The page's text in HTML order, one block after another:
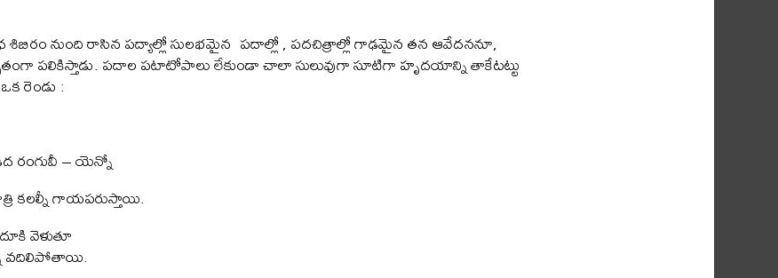
శిబిరం నుంది రాసిన పద్యాల్లో సులభమైన పదాల్లో , పదచిత్రాల్లో గాఢమైన తన ఆవేదననూ,
పలికిస్తాడు. పదాల పటాటోపాలు లేకుండా చాలా సులువుగా సూటిగా హృదయాన్ని తాకేటట్టు
రెండు :
రంగువీ – యెన్నో
కలల్నీ గాయపరుస్తాయి.
వెళుతూ
వదిలిపోతాయి.